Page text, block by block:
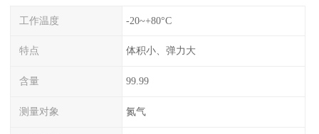
工作温度 -20~+80°C
特点 体积小、弹力大
含量 99.99
测量对象 氮气